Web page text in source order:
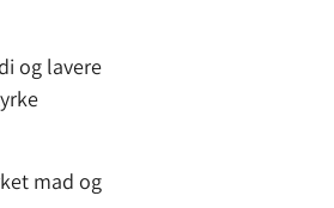
og lavere
mad og